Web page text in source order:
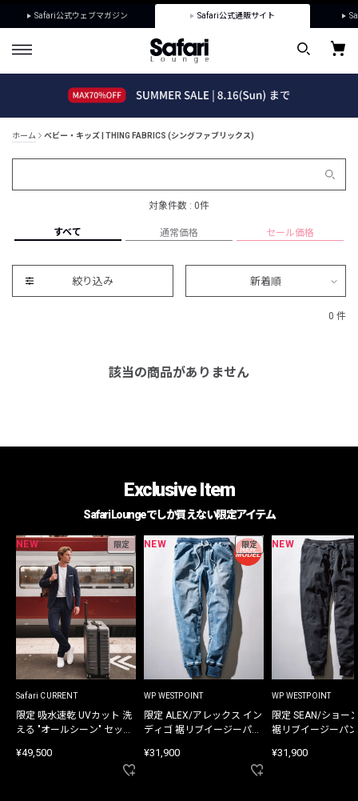
Safari公式ウェブマガジン Safari公式通販サイト
ホーム ベビー・キッズ | THING FABRICS (シングファブリックス)
対象件数 : 0件
すべて 通常価格 セール価格
絞り込み 新着順
0 件
該当の商品がありません
Exclusive Item
Safari Loungeでしか買えない限定アイテム
NEW 限定
Safari CURRENT
限定 吸水速乾 UVカット 洗
える "オールシーン" セット
¥49,500
NEW 限定
WP WESTPOINT
限定 ALEX/アレックス イン
ディゴ 裾リブイージーパン
¥31,900
NEW
WP WESTPOINT
限定 SEAN/ショー
裾リブイージーパ
¥31,900